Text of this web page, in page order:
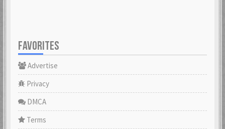
FAVORITES
Advertise
Privacy
DMCA
Terms